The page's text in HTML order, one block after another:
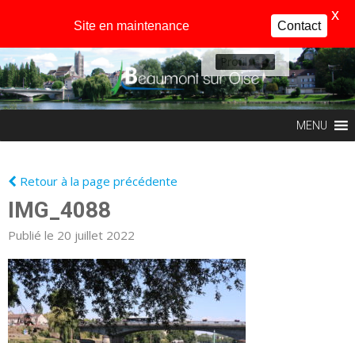
Profil
MENU
Retour à la page précédente
IMG_4088
Publié le 20 juillet 2022
Site en maintenance Contact
X